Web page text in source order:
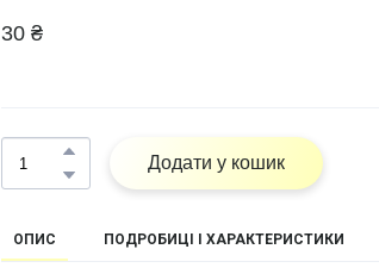
30 ₴
Додати у кошик
ОПИС ПОДРОБИЦІ І ХАРАКТЕРИСТИКИ